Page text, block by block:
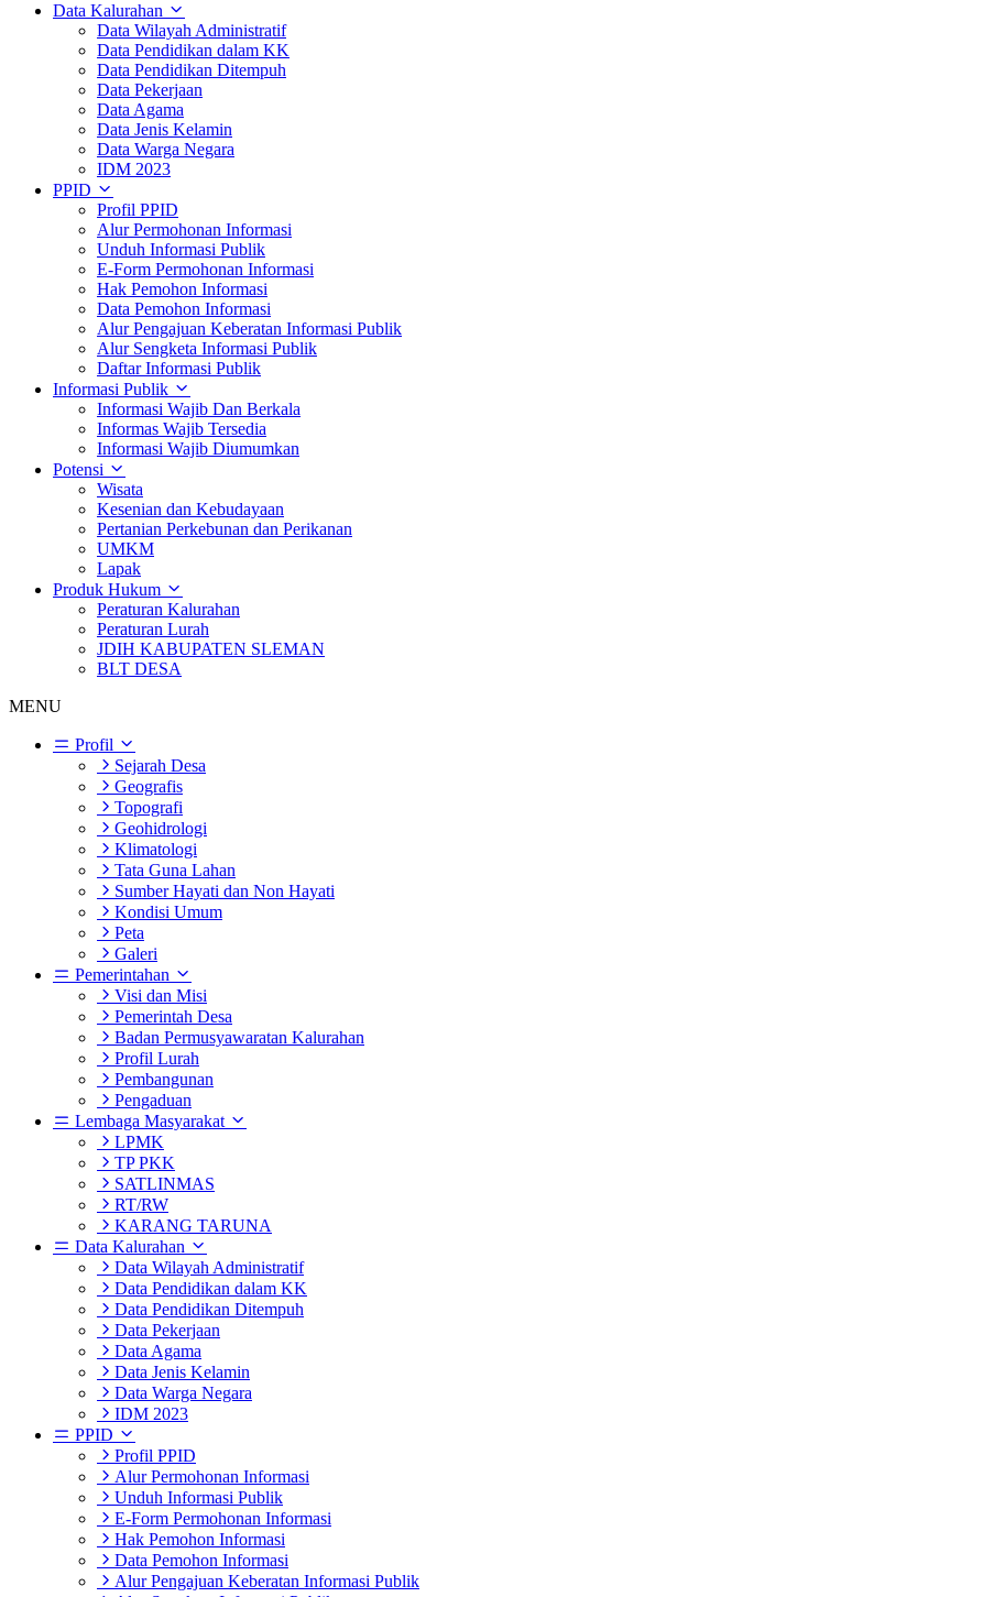
Data Kalurahan
Data Wilayah Administratif
Data Pendidikan dalam KK
Data Pendidikan Ditempuh
Data Pekerjaan
Data Agama
Data Jenis Kelamin
Data Warga Negara
IDM 2023
PPID
Profil PPID
Alur Permohonan Informasi
Unduh Informasi Publik
E-Form Permohonan Informasi
Hak Pemohon Informasi
Data Pemohon Informasi
Alur Pengajuan Keberatan Informasi Publik
Alur Sengketa Informasi Publik
Daftar Informasi Publik
Informasi Publik
Informasi Wajib Dan Berkala
Informas Wajib Tersedia
Informasi Wajib Diumumkan
Potensi
Wisata
Kesenian dan Kebudayaan
Pertanian Perkebunan dan Perikanan
UMKM
Lapak
Produk Hukum
Peraturan Kalurahan
Peraturan Lurah
JDIH KABUPATEN SLEMAN
BLT DESA
MENU
Profil
Sejarah Desa
Geografis
Topografi
Geohidrologi
Klimatologi
Tata Guna Lahan
Sumber Hayati dan Non Hayati
Kondisi Umum
Peta
Galeri
Pemerintahan
Visi dan Misi
Pemerintah Desa
Badan Permusyawaratan Kalurahan
Profil Lurah
Pembangunan
Pengaduan
Lembaga Masyarakat
LPMK
TP PKK
SATLINMAS
RT/RW
KARANG TARUNA
Data Kalurahan
Data Wilayah Administratif
Data Pendidikan dalam KK
Data Pendidikan Ditempuh
Data Pekerjaan
Data Agama
Data Jenis Kelamin
Data Warga Negara
IDM 2023
PPID
Profil PPID
Alur Permohonan Informasi
Unduh Informasi Publik
E-Form Permohonan Informasi
Hak Pemohon Informasi
Data Pemohon Informasi
Alur Pengajuan Keberatan Informasi Publik